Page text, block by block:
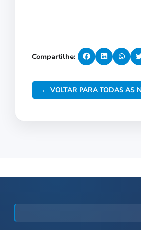
Compartilhe:
← VOLTAR PARA TODAS AS